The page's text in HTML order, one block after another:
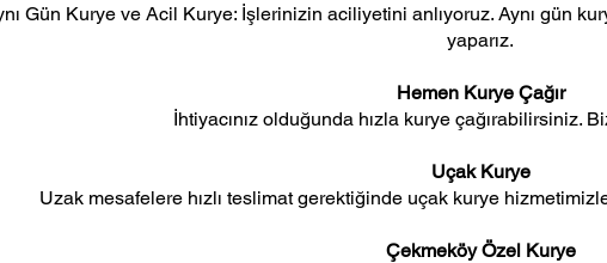
Gün Kurye ve Acil Kurye: İşlerinizin aciliyetini anlıyoruz. Aynı gün
yaparız.
Hemen Kurye Çağır
İhtiyacınız olduğunda hızla kurye çağırabilirsiniz.
Uçak Kurye
Uzak mesafelere hızlı teslimat gerektiğinde uçak kurye
Çekmeköy Özel Kurye